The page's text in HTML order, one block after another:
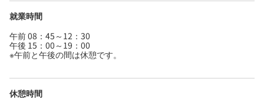
就業時間
午前 08：45～12：30
午後 15：00～19：00
※午前と午後の間は休憩です。
休憩時間